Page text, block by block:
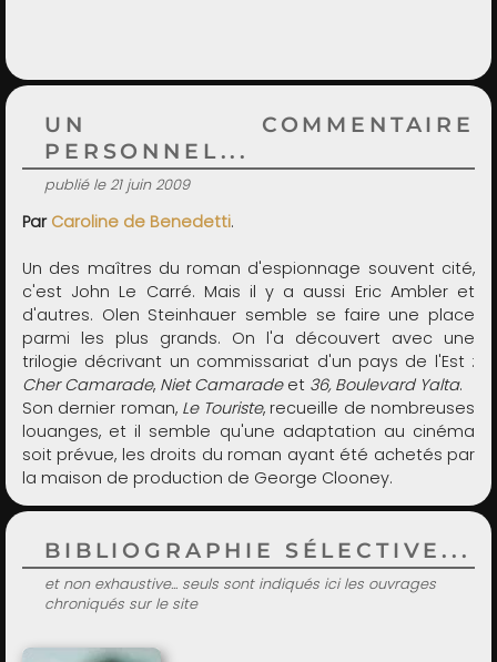
UN COMMENTAIRE
PERSONNEL...
publié le 21 juin 2009
Par Caroline de Benedetti.
Un des maîtres du roman d'espionnage souvent cité,
c'est John Le Carré. Mais il y a aussi Eric Ambler et
d'autres. Olen Steinhauer semble se faire une place
parmi les plus grands. On l'a découvert avec une
trilogie décrivant un commissariat d'un pays de l'Est :
Cher Camarade, Niet Camaradeet 36, Boulevard Yalta.
Son dernier roman, Le Touriste, recueille de nombreuses
louanges, et il semble qu'une adaptation au cinéma
soit prévue, les droits du roman ayant été achetés par
la maison de production de George Clooney.
BIBLIOGRAPHIE SÉLECTIVE...
et non exhaustive... seuls sont indiqués ici les ouvrages
chroniqués sur le site